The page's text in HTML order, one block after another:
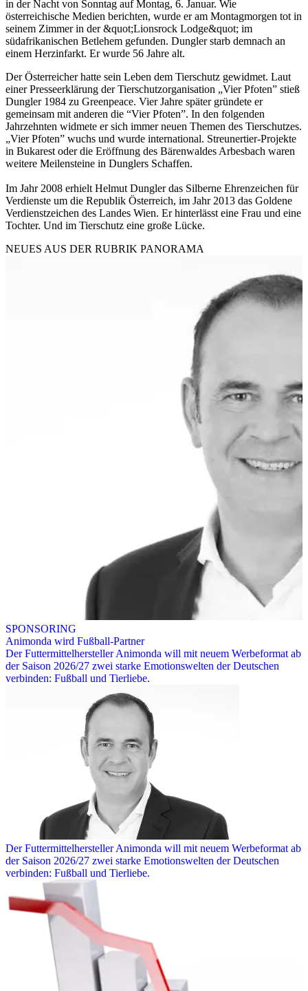
in der Nacht von Sonntag auf Montag, 6. Januar. Wie
österreichische Medien berichten, wurde er am Montagmorgen tot in
seinem Zimmer in der &quot;Lionsrock Lodge&quot; im
südafrikanischen Betlehem gefunden. Dungler starb demnach an
einem Herzinfarkt. Er wurde 56 Jahre alt.
Der Österreicher hatte sein Leben dem Tierschutz gewidmet. Laut
einer Presseerklärung der Tierschutzorganisation „Vier Pfoten” stieß
Dungler 1984 zu Greenpeace. Vier Jahre später gründete er
gemeinsam mit anderen die “Vier Pfoten”. In den folgenden
Jahrzehnten widmete er sich immer neuen Themen des Tierschutzes.
„Vier Pfoten” wuchs und wurde international. Streunertier-Projekte
in Bukarest oder die Eröffnung des Bärenwaldes Arbesbach waren
weitere Meilensteine in Dunglers Schaffen.
Im Jahr 2008 erhielt Helmut Dungler das Silberne Ehrenzeichen für
Verdienste um die Republik Österreich, im Jahr 2013 das Goldene
Verdienstzeichen des Landes Wien. Er hinterlässt eine Frau und eine
Tochter. Und im Tierschutz eine große Lücke.
NEUES AUS DER RUBRIK PANORAMA
SPONSORING
Animonda wird Fußball-Partner
Der Futtermittelhersteller Animonda will mit neuem Werbeformat ab
der Saison 2026/27 zwei starke Emotionswelten der Deutschen
verbinden: Fußball und Tierliebe.
Der Futtermittelhersteller Animonda will mit neuem Werbeformat ab
der Saison 2026/27 zwei starke Emotionswelten der Deutschen
verbinden: Fußball und Tierliebe.